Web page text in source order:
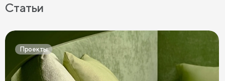
Статьи
Проекты